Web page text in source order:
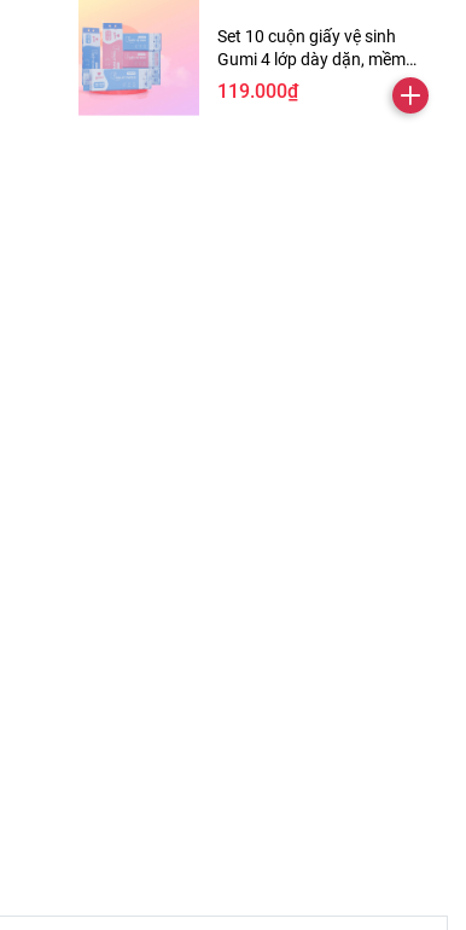
Set 10 cuộn giấy vệ sinh
Gumi 4 lớp dày dặn, mềm
mịn ( Tặng kèm 2 cuộn )
119.000₫